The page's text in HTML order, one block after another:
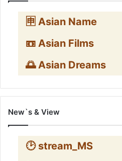
🈸 Asian Name
📼 Asian Films
🌅 Asian Dreams
New`s & View
🕑 stream_MS